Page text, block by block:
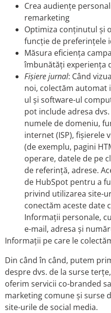
Crea audiențe
remarketing
Optimiza conținutul și
funcție de preferințele
Măsura eficiența
îmbunătăți experiența
Fișiere jurnal: Când
noi, colectăm
ul și software-ul
pot include adresa
numele de domeniu,
internet (ISP), fișierele
(de exemplu, pagini
operare, datele de pe
de referință, adrese.
de HubSpot pentru a
privind utilizarea site-
conectăm aceste date
Informații personale,
e-mail, adresa și
Informații pe care le
Din când în când, putem
despre dvs. de la surse
oferim servicii co-branded
marketing comune și surse
site-urile de social media.